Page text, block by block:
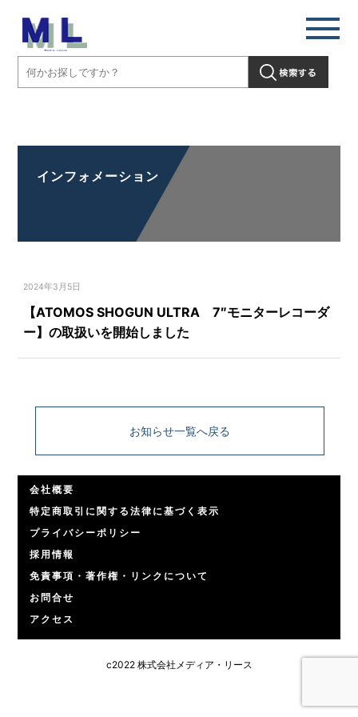
インフォメーション
2024年3月5日
【ATOMOS SHOGUN ULTRA 7″モニターレコーダ
ー】の取扱いを開始しました
お知らせ一覧へ戻る
会社概要
特定商取引に関する法律に基づく表示
プライバシーポリシー
採用情報
免責事項・著作権・リンクについて
お問合せ
アクセス
c2022 株式会社メディア・リース